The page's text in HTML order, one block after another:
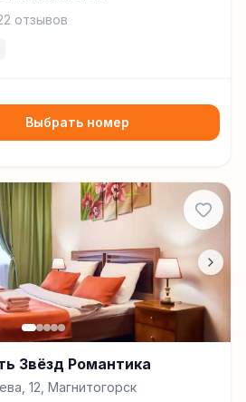
отзывов
Выбрать номер
Звёзд Романтика
12, Магнитогорск